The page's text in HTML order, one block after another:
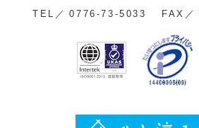
TEL／
0776-73-5033 FAX／